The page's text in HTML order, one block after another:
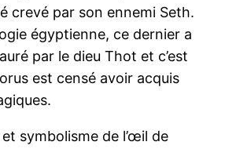
crevé par son ennemi Seth.
égyptienne, ce dernier a
par le dieu Thot et c’est
est censé avoir acquis
symbolisme de l’œil de